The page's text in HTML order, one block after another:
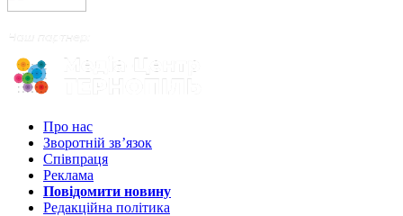
Про нас
Зворотній зв’язок
Співпраця
Реклама
Повідомити новину
Редакційна політика